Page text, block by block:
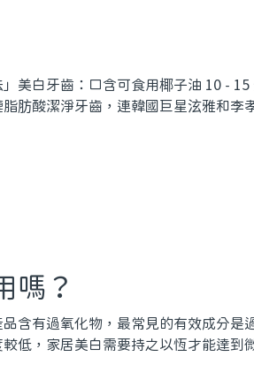
美白牙齒：口含可食用椰子油 10 -
肪酸潔淨牙齒，連韓國巨星泫雅和李
嗎？
含有過氧化物，最常見的有效成分是
低，家居美白需要持之以恆才能達到